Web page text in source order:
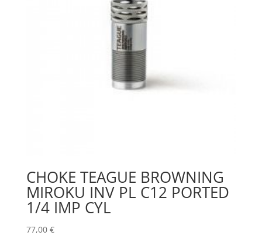
CHOKE TEAGUE BROWNING
MIROKU INV PL C12 PORTED
1/4 IMP CYL
77,00 €